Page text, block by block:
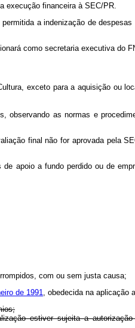
execução financeira à SEC/PR.
a indenização de
como secretaria executiva do
exceto para a aquisição ou
as normas e
final não for aprovada pela
apoio a fundo perdido ou de
com ou sem justa causa;
de 1991, obedecida na aplicação
estiver sujeita a